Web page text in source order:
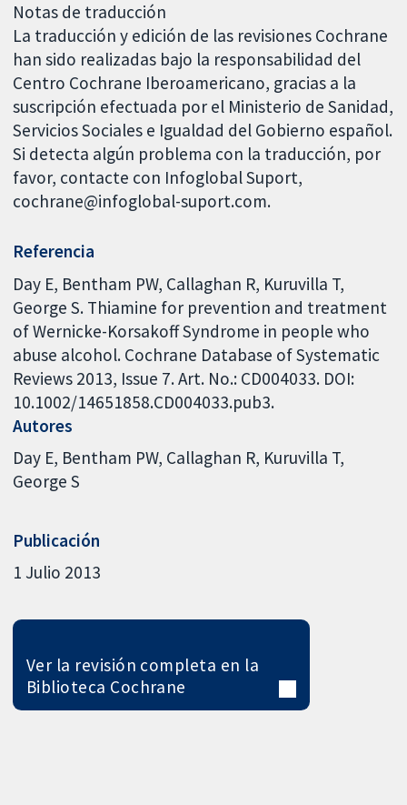
Notas de traducción
La traducción y edición de las revisiones Cochrane
han sido realizadas bajo la responsabilidad del
Centro Cochrane Iberoamericano, gracias a la
suscripción efectuada por el Ministerio de Sanidad,
Servicios Sociales e Igualdad del Gobierno español.
Si detecta algún problema con la traducción, por
favor, contacte con Infoglobal Suport,
cochrane@infoglobal-suport.com.
Referencia
Day E, Bentham PW, Callaghan R, Kuruvilla T,
George S. Thiamine for prevention and treatment
of Wernicke-Korsakoff Syndrome in people who
abuse alcohol. Cochrane Database of Systematic
Reviews 2013, Issue 7. Art. No.: CD004033. DOI:
10.1002/14651858.CD004033.pub3.
Autores
Day E Bentham PW Callaghan R Kuruvilla T
George S
Publicación
1 Julio 2013
Ver la revisión completa en la
Biblioteca Cochrane